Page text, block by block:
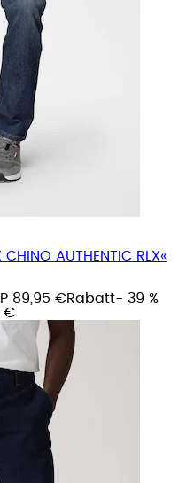
AUTHENTIC RLX«
89,95 €Rabatt- 39 %
€